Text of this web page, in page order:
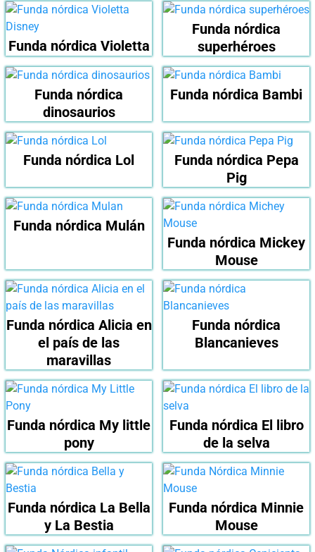
Funda nórdica Violetta
Funda nórdica
superhéroes
Funda nórdica
dinosaurios
Funda nórdica Bambi
Funda nórdica Lol
Funda nórdica Pepa
Pig
Funda nórdica Mulán
Funda nórdica Mickey
Mouse
Funda nórdica Alicia en
el país de las
maravillas
Funda nórdica
Blancanieves
Funda nórdica My little
pony
Funda nórdica El libro
de la selva
Funda nórdica La Bella
y La Bestia
Funda nórdica Minnie
Mouse